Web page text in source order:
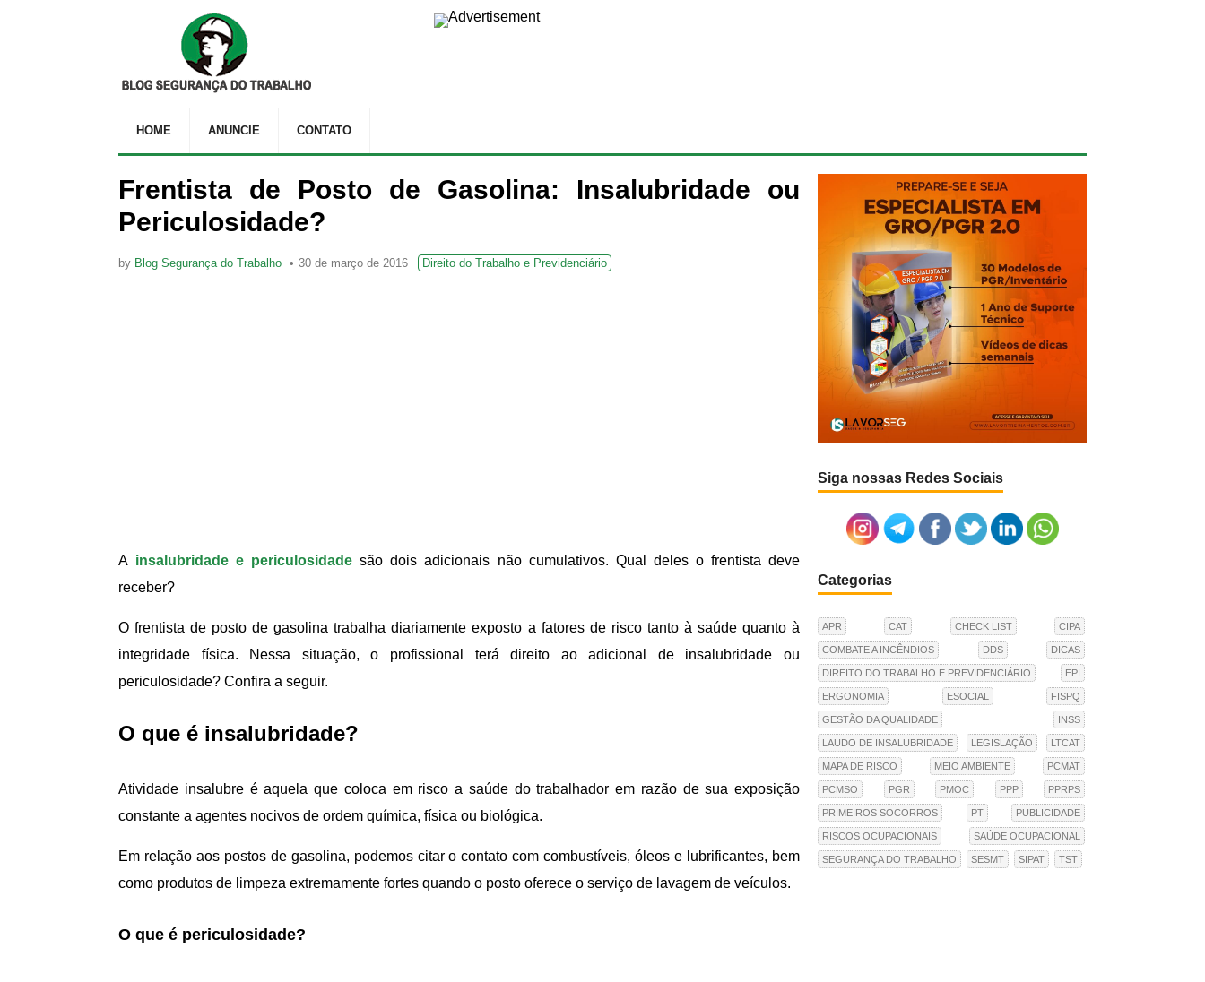
HOME ANUNCIE CONTATO
Frentista de Posto de Gasolina: Insalubridade ou
Periculosidade?
by Blog Segurança do Trabalho 30 de março de 2016 Direito do Trabalho e Previdenciário
A insalubridade e periculosidade são dois adicionais não cumulativos. Qual deles o frentista deve
receber?
O frentista de posto de gasolina trabalha diariamente exposto a fatores de risco tanto à saúde quanto à
integridade física. Nessa situação, o profissional terá direito ao adicional de insalubridade ou
periculosidade? Confira a seguir.
O que é insalubridade?
Atividade insalubre é aquela que coloca em risco a saúde do trabalhador em razão de sua exposição
constante a agentes nocivos de ordem química, física ou biológica.
Em relação aos postos de gasolina, podemos citar o contato com combustíveis, óleos e lubrificantes, bem
como produtos de limpeza extremamente fortes quando o posto oferece o serviço de lavagem de veículos.
O que é periculosidade?
Siga nossas Redes Sociais
Categorias
APR CAT CHECK LIST CIPA
COMBATE A INCÊNDIOS DDS DICAS
DIREITO DO TRABALHO E PREVIDENCIÁRIO EPI
ERGONOMIA ESOCIAL FISPQ
GESTÃO DA QUALIDADE INSS
LAUDO DE INSALUBRIDADE LEGISLAÇÃO LTCAT
MAPA DE RISCO MEIO AMBIENTE PCMAT
PCMSO PGR PMOC PPP PPRPS
PRIMEIROS SOCORROS PT PUBLICIDADE
RISCOS OCUPACIONAIS SAÚDE OCUPACIONAL
SEGURANÇA DO TRABALHO SESMT SIPAT TST